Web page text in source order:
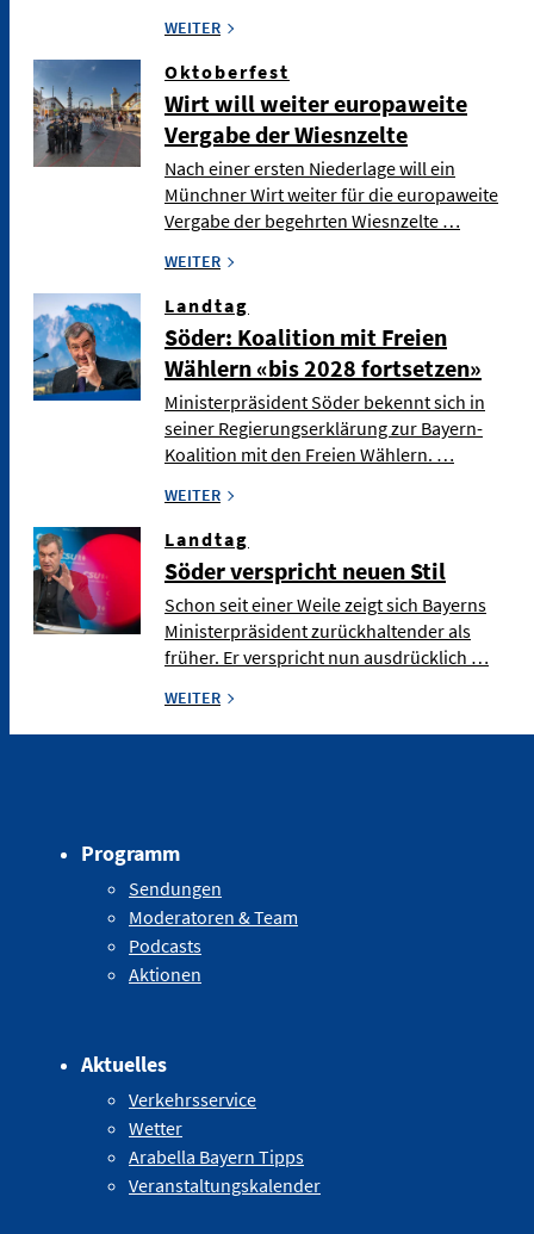
WEITER
Oktoberfest
Wirt will weiter europaweite
Vergabe der Wiesnzelte
Nach einer ersten Niederlage will ein
Münchner Wirt weiter für die europaweite
Vergabe der begehrten Wiesnzelte …
WEITER
Landtag
Söder: Koalition mit Freien
Wählern «bis 2028 fortsetzen»
Ministerpräsident Söder bekennt sich in
seiner Regierungserklärung zur Bayern-
Koalition mit den Freien Wählern. …
WEITER
Landtag
Söder verspricht neuen Stil
Schon seit einer Weile zeigt sich Bayerns
Ministerpräsident zurückhaltender als
früher. Er verspricht nun ausdrücklich …
WEITER
Programm
Sendungen
Moderatoren & Team
Podcasts
Aktionen
Aktuelles
Verkehrsservice
Wetter
Arabella Bayern Tipps
Veranstaltungskalender